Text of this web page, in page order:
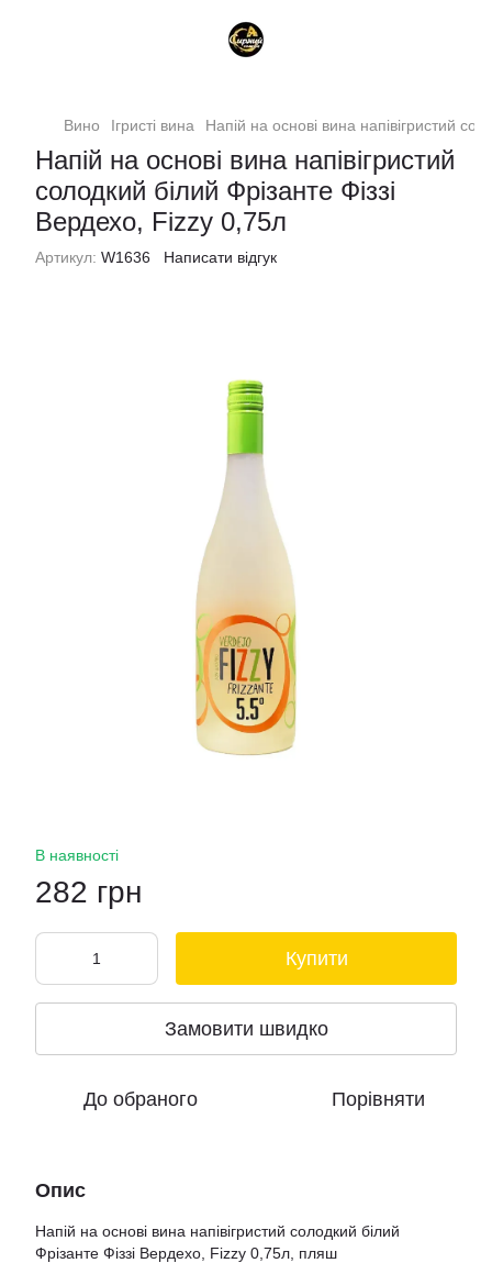
Вино Ігристі вина Напій на основі вина напівігристий
Напій на основі вина напівігристий
солодкий білий Фрізанте Фіззі
Вердехо, Fizzy 0,75л
Артикул: W1636 Написати відгук
В наявності
282 грн
Купити
Замовити швидко
До обраного Порівняти
Опис
Напій на основі вина напівігристий солодкий білий
Фрізанте Фіззі Вердехо, Fizzy 0,75л, пляш